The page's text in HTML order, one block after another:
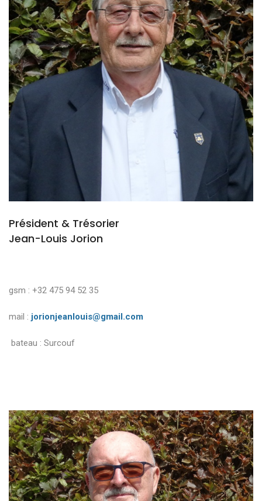
Président & Trésorier
Jean-Louis Jorion
gsm : +32 475 94 52 35
mail : jorionjeanlouis@gmail.com
bateau : Surcouf